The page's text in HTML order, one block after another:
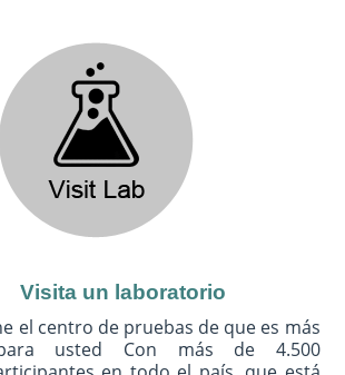
Visita un laboratorio
el centro de pruebas de que es más
usted Con más de 4.500